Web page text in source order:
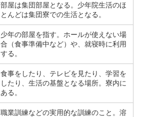
部屋は集団部屋となる。少年院生活のほ
とんどは集団寮での生活となる。
少年の部屋を指す。ホールが使えない場
合（食事準備中など）や、就寝時に利用
する。
食事をしたり、テレビを見たり、学習を
したり、生活の基盤となる場所。寮内に
ある。
職業訓練などの実用的な訓練のこと。溶